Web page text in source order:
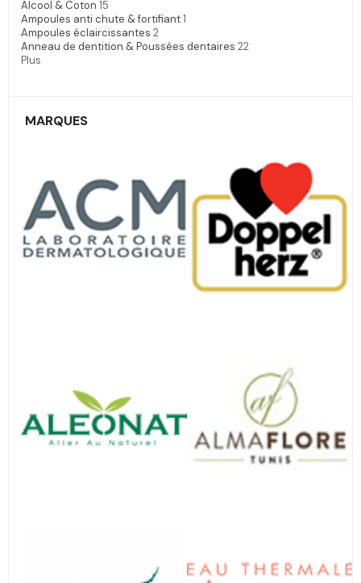
Alcool & Coton 15
Ampoules anti chute & fortifiant1
Ampoules éclaircissantes 2
Anneau de dentition & Poussées dentaires 22
Plus
MARQUES